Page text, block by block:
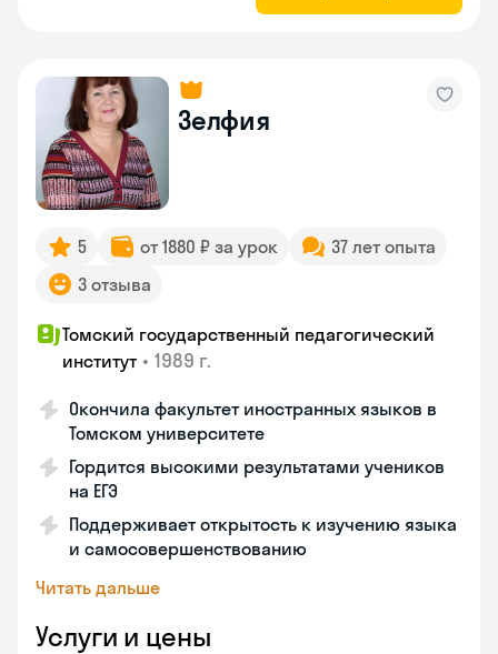
Зелфия
5 от 1880 ₽ за урок
37 лет опыта
3 отзыва
Томский государственный педагогический
институт • 1989 г.
Окончила факультет иностранных языков в
Томском университете
Гордится высокими результатами учеников
на ЕГЭ
Поддерживает открытость к изучению языка
и самосовершенствованию
Читать дальше
Услуги и цены